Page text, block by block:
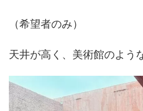
（希望者のみ）
天井が高く、美術館のよう